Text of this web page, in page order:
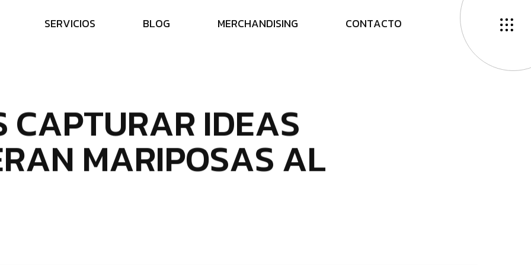
SERVICIOS BLOG MERCHANDISING CONTACTO
CAPTURARIDEAS
RAN MARIPOSASAL